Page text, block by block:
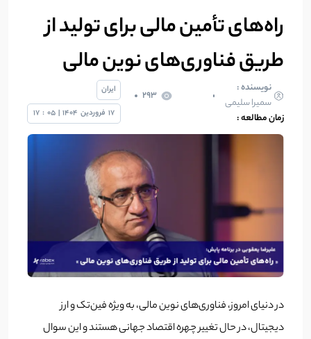
راه‌های تأمین مالی برای تولید از
طریق فناوری‌های نوین مالی
نویسنده :
سمیرا سلیمی
293
زمان مطالعه :
ایران
17 فروردین 1404
|
05
:
17
در دنیای امروز، فناوری‌های نوین مالی، به ویژه فین‌تک و ارز
دیجیتال، در حال تغییر چهره اقتصاد جهانی هستند و این سوال